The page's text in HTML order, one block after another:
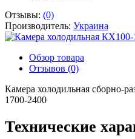
Отзывы: (0)
Производитель: Украина
Обзор товара
Отзывов (0)
Камера холодильная сборно-
1700-2400
Технические